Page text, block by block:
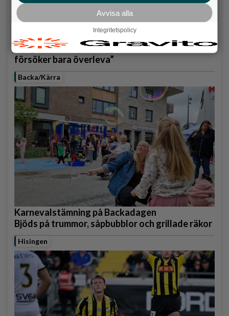
Krögarnas kamp när tågen står stilla: "Vi
försöker bara överleva”
Backa/Kärra
Karnevalstämning på Backadagen
Bjöds på trummor, såpbubblor och grillade räkor
Hisingen
Avvisa alla
Integritetspolicy